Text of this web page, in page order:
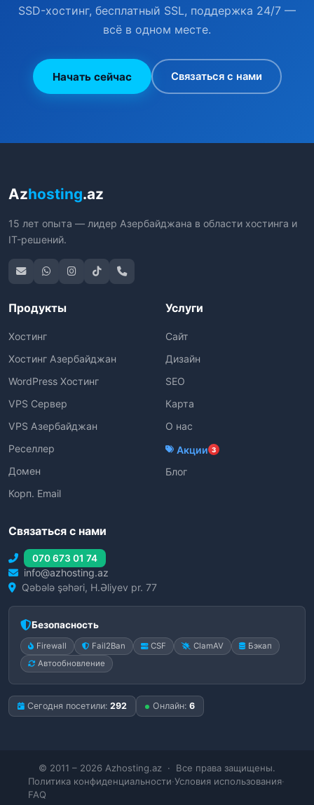
SSD-хостинг, бесплатный SSL, поддержка 24/7 —
всё в одном месте.
Начать сейчас Связаться с нами
Azhosting.az
15 лет опыта — лидер Азербайджана в области хостинга и
IT-решений.
Продукты
Хостинг
Хостинг Азербайджан
WordPress Хостинг
VPS Сервер
VPS Азербайджан
Реселлер
Домен
Корп. Email
Услуги
Сайт
Дизайн
SEO
Карта
О нас
Акции 3
Блог
Связаться с нами
070 673 01 74
info@azhosting.az
Qəbələ şəhəri, H.Əliyev pr. 77
Безопасность
Firewall Fail2Ban CSF ClamAV
Бэкап
Автообновление
Сегодня посетили: 292 Онлайн: 6
© 2011 – 2026 Azhosting.az · Все права защищены.
Политика конфиденциальности·Условия использования·
FAQ